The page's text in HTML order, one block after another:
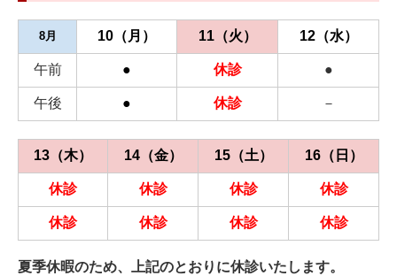
8月 10（月） 11（火） 12（水）
午前 ● 休診 ●
午後 ● 休診 －
13（木） 14（金） 15（土） 16（日）
休診 休診 休診 休診
休診 休診 休診 休診
夏季休暇のため、上記のとおりに休診いたします。